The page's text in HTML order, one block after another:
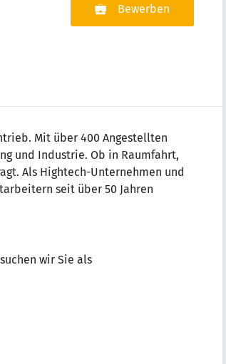
Bewerben
Mit über 400 Angestellten
und Industrie. Ob in Raumfahrt,
Als Hightech-Unternehmen und
seit über 50 Jahren
wir Sie als